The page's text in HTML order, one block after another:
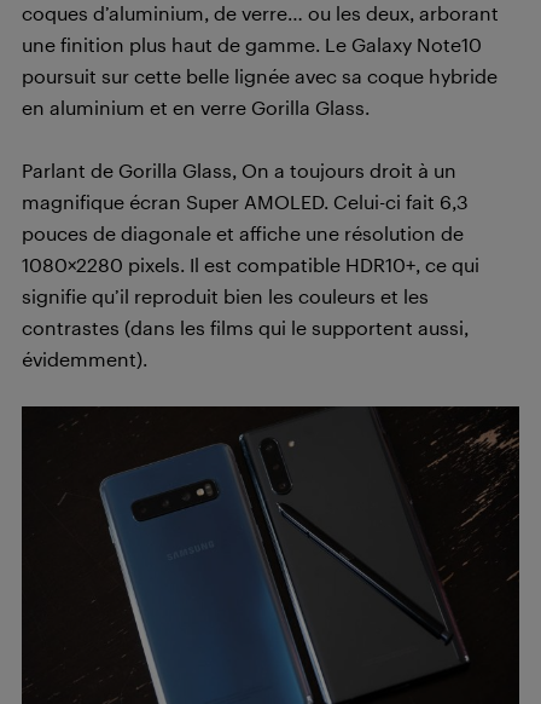
coques d’aluminium, de verre… ou les deux, arborant
une finition plus haut de gamme. Le Galaxy Note10
poursuit sur cette belle lignée avec sa coque hybride
en aluminium et en verre Gorilla Glass.
Parlant de Gorilla Glass, On a toujours droit à un
magnifique écran Super AMOLED. Celui-ci fait 6,3
pouces de diagonale et affiche une résolution de
1080×2280 pixels. Il est compatible HDR10+, ce qui
signifie qu’il reproduit bien les couleurs et les
contrastes (dans les films qui le supportent aussi,
évidemment).